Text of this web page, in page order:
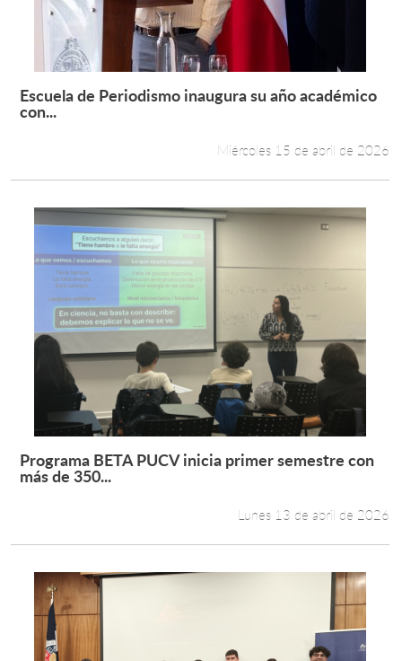
Leer más +
Escuela de Periodismo inaugura su año académico
con...
Miércoles 15 de abril de 2026
Leer más +
Programa BETA PUCV inicia primer semestre con
más de 350...
Lunes 13 de abril de 2026